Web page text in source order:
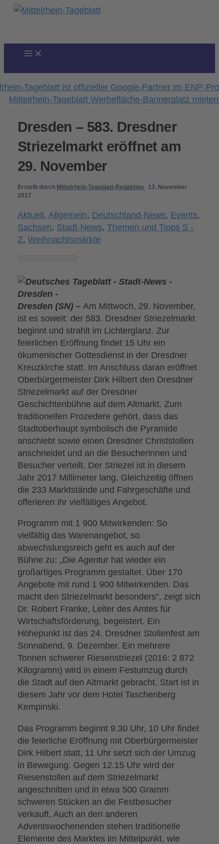
Zum
Dresden – 583. Dresdner
Striezelmarkt eröffnet am
29. November
Erstellt durch Mittelrhein-Tageblatt-Redaktion
13. November
2017
Aktuell,Allgemein, Deutschland-News, Events,
Sachsen, Stadt-News,Themen und Tipps S -
Z,Weihnachtsmärkte
Dresden (SN) – Am Mittwoch, 29. November,
ist es soweit: der 583. Dresdner Striezelmarkt
beginnt und strahlt im Lichterglanz. Zur
feierlichen Eröffnung findet 15 Uhr ein
ökumenischer Gottesdienst in der Dresdner
Kreuzkirche statt. Im Anschluss daran eröffnet
Oberbürgermeister Dirk Hilbert den Dresdner
Striezelmarkt auf der Dresdner
Geschichtenbühne auf dem Altmarkt. Zum
traditionellen Prozedere gehört, dass das
Stadtoberhaupt symbolisch die Pyramide
anschiebt sowie einen Dresdner Christstollen
anschneidet und an die Besucherinnen und
Besucher verteilt. Der Striezel ist in diesem
Jahr 2017 Millimeter lang. Gleichzeitig öffnen
die 233 Marktstände und Fahrgeschäfte und
offerieren ihr vielfältiges Angebot.
Programm mit 1 900 Mitwirkenden: So
vielfältig das Warenangebot, so
abwechslungsreich geht es auch auf der
Bühne zu: „Die Agentur hat wieder ein
großartiges Programm gestaltet. Über 170
Angebote mit rund 1 900 Mitwirkenden. Das
macht den Striezelmarkt besonders“, zeigt sich
Dr. Robert Franke, Leiter des Amtes für
Wirtschaftsförderung, begeistert. Ein
Höhepunkt ist das 24. Dresdner Stollenfest am
Sonnabend, 9. Dezember. Ein mehrere
Tonnen schwerer Riesenstriezel (2016: 2 872
Kilogramm) wird in einem Festumzug durch
die Stadt auf den Altmarkt gebracht. Start ist in
diesem Jahr vor dem Hotel Taschenberg
Kempinski.
Das Programm beginnt 9.30 Uhr, 10 Uhr findet
die feierliche Eröffnung mit Oberbürgermeister
Dirk Hilbert statt, 11 Uhr setzt sich der Umzug
in Bewegung. Gegen 12.15 Uhr wird der
Riesenstollen auf dem Striezelmarkt
angeschnitten und in etwa 500 Gramm
schweren Stücken an die Festbesucher
verkauft. Auch an den anderen
Adventswochenenden stehen traditionelle
Elemente des Marktes im Mittelpunkt, wie